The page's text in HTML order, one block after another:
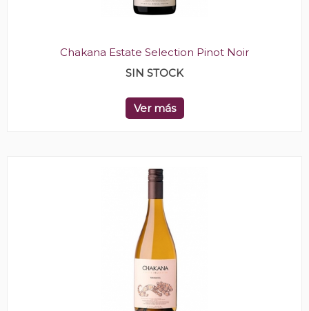
Chakana Estate Selection Pinot Noir
SIN STOCK
Ver más